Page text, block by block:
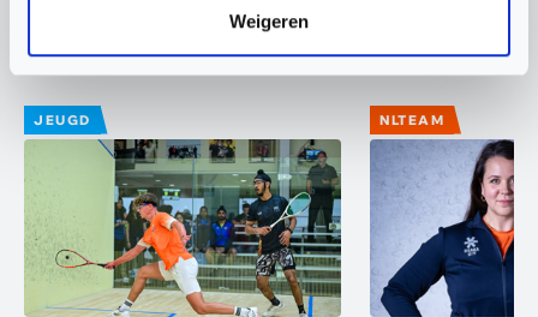
Weigeren
JEUGD NLTEAM